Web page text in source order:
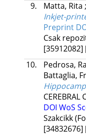
9.
Matta, Rita ;
Inkjet-
Preprint
Csak
[35912082]
10.
Pedrosa,
Battaglia,
CEREBRAL
DOI WoS
Szakcikk
[34832676]